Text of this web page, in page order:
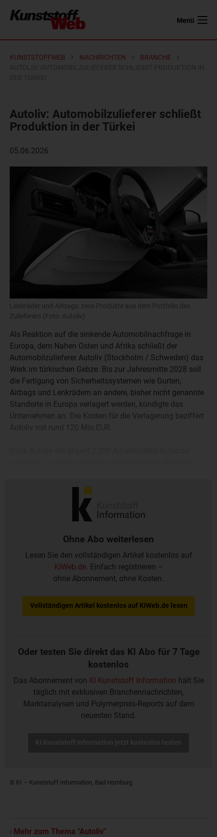
Menü
KUNSTSTOFFWEB NACHRICHTEN
BRANCHE
Autoliv: Automobilzulieferer schließt
Produktion in der Türkei
05.06.2026
Lenkräder und Airbags: zwei Produkte aus dem Portfolio des
Zulieferers (Foto: Autoliv)
Als Reaktion auf die sinkende Automobilnachfrage in
Europa, dem Nahen Osten und Afrika schließt der
Automobilzulieferer Autoliv (Stockholm / Schweden) das
Werk im türkischen Gebze. Bis zur Jahresmitte 2028 soll
die Fertigung von Sicherheitssystemen wie Gurten,
Airbags und Lenkrädern an andere, bisher nicht genannte
Standorte in Europa verlagert werden, kündigte das
Unternehmen an. Die Kosten für die Verlagerung beziffert
Autoliv mit rund 120 Mio EUR.
unwahrscheinlich sein.
Ohne Abo weiterlesen
Lesen Sie den vollständigen Artikel kostenlos auf
KIWeb.de. Einfach registrieren –
ohne Abonnement, ohne Kosten.
Vollständigen Artikel kostenlos auf KIWeb.de lesen
Oder testen Sie direkt das KI Abo für 7 Tage
kostenlos
Das Abonnement von KI Kunststoff Information hält Sie
täglich mit exklusiven Branchennachrichten,
Marktanalysen und Polymerpreis-Reports auf dem
neuesten Stand.
© KI – Kunststoff Information, Bad Homburg
Mehr zum Thema "Autoliv"